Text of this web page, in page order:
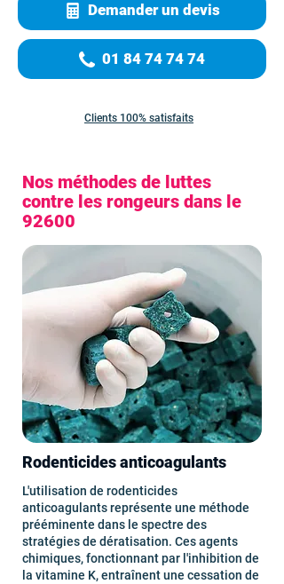
Demander un devis
01 84 74 74 74
Clients 100% satisfaits
Nos méthodes de luttes
contre les rongeurs dans le
92600
Rodenticides anticoagulants
L'utilisation de rodenticides
anticoagulants représente une méthode
prééminente dans le spectre des
stratégies de dératisation. Ces agents
chimiques, fonctionnant par l'inhibition de
la vitamine K, entraînent une cessation de